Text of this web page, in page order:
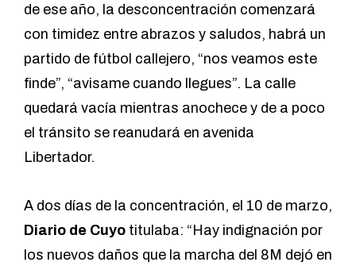
de ese año, la desconcentración comenzará
con timidez entre abrazos y saludos, habrá un
partido de fútbol callejero, “nos veamos este
finde”, “avisame cuando llegues”. La calle
quedará vacía mientras anochece y de a poco
el tránsito se reanudará en avenida
Libertador.
A dos días de la concentración, el 10 de marzo,
Diario de Cuyo titulaba: “Hay indignación por
los nuevos daños que la marcha del 8M dejó en